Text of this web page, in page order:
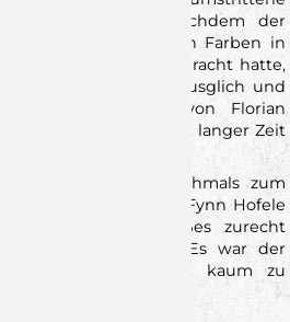
einen Helden. Nachdem der
Beck seine neuen Farben in
30:31 in Führung gebracht hatte,
Merk, der zunächst ausglich und
starken Anspiel von Florian
Führung seit langer Zeit
nochmals zum
Ausgleich durch Fynn Hofele
eines Regelverstoßes zurecht
förmlich. Es war der
die an Dramatik kaum zu